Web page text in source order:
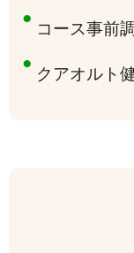
●
コース事前
●
クアオルト